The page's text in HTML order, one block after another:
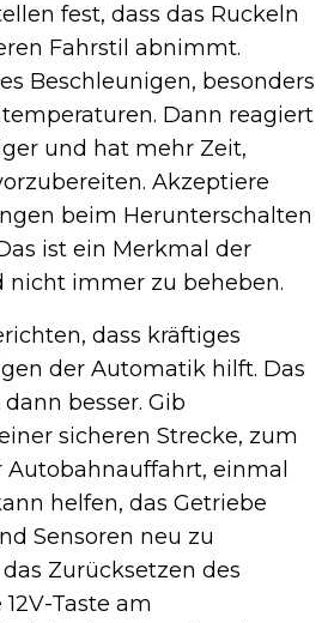
fest, dass das Ruckeln
Fahrstil abnimmt.
Beschleunigen, besonders
Dann reagiert
und hat mehr Zeit,
Akzeptiere
beim Herunterschalten
ist ein Merkmal der
nicht immer zu beheben.
dass kräftiges
der Automatik hilft. Das
besser. Gib
sicheren Strecke, zum
Autobahnauffahrt, einmal
helfen, das Getriebe
Sensoren neu zu
Zurücksetzen des
Taste am